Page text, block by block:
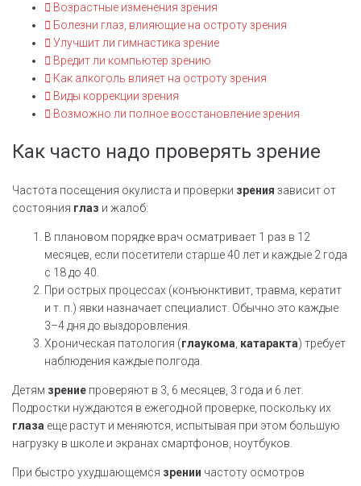
Возрастные изменения зрения
Болезни глаз, влияющие на остроту зрения
Улучшит ли гимнастика зрение
Вредит ли компьютер зрению
Как алкоголь влияет на остроту зрения
Виды коррекции зрения
Возможно ли полное восстановление зрения
Как часто надо проверять зрение
Частота посещения окулиста и проверки зрения зависит от
состояния глаз и жалоб:
В плановом порядке врач осматривает 1 раз в 12
месяцев, если посетители старше 40 лет и каждые 2 года
с 18 до 40.
При острых процессах (конъюнктивит, травма, кератит
и т. п.) явки назначает специалист. Обычно это каждые
3–4 дня до выздоровления.
Хроническая патология (глаукома катаракта) требует
наблюдения каждые полгода.
Детям зрение проверяют в 3, 6 месяцев, 3 года и 6 лет.
Подростки нуждаются в ежегодной проверке, поскольку их
глаза еще растут и меняются, испытывая при этом большую
нагрузку в школе и экранах смартфонов, ноутбуков.
При быстро ухудшающемся зрении частоту осмотров